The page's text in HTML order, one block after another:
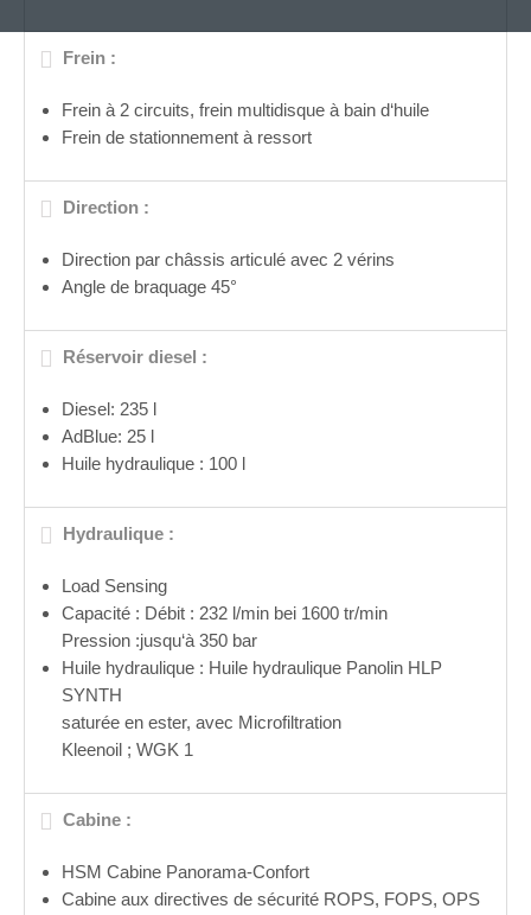
Frein :
Frein à 2 circuits, frein multidisque à bain d‘huile
Frein de stationnement à ressort
Direction :
Direction par châssis articulé avec 2 vérins
Angle de braquage 45°
Réservoir diesel :
Diesel: 235 l
AdBlue: 25 l
Huile hydraulique : 100 l
Hydraulique :
Load Sensing
Capacité : Débit : 232 l/min bei 1600 tr/min
Pression :jusqu‘à 350 bar
Huile hydraulique : Huile hydraulique Panolin HLP
SYNTH
saturée en ester, avec Microfiltration
Kleenoil ; WGK 1
Cabine :
HSM Cabine Panorama-Confort
Cabine aux directives de sécurité ROPS, FOPS, OPS